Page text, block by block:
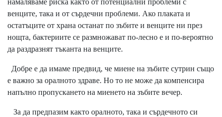
венците, така и от сърдечни проблеми. Ако плаката и
остатъците от храна останат по зъбите и венците ни през
нощта, бактериите се размножават по-лесно е и по-вероятно
да раздразнят тъканта на венците.
Добре е да имаме предвид, че миене на зъбите сутрин също
е важно за оралното здраве. Но то не може да компенсира
напълно пропускането на миенето на зъбите вечер.
За да предпазим както оралното, така и сърдечното си